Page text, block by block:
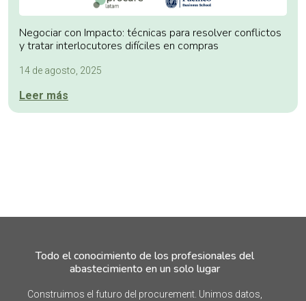
Negociar con Impacto: técnicas para resolver conflictos
y tratar interlocutores difíciles en compras
14 de agosto, 2025
Leer más
Todo el conocimiento de los profesionales del
abastecimiento en un solo lugar
Construimos el futuro del procurement. Unimos datos,